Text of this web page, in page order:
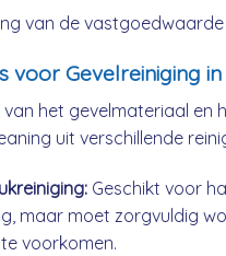
van de vastgoedwaarde
voor Gevelreiniging
van het gevelmateriaal en
uit verschillende
Geschikt voor
maar moet zorgvuldig
voorkomen.